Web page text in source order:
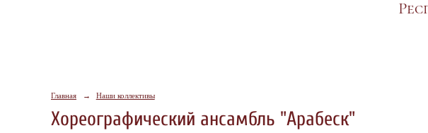
Главная → Наши коллективы
Хореографический ансамбль "Арабеск"